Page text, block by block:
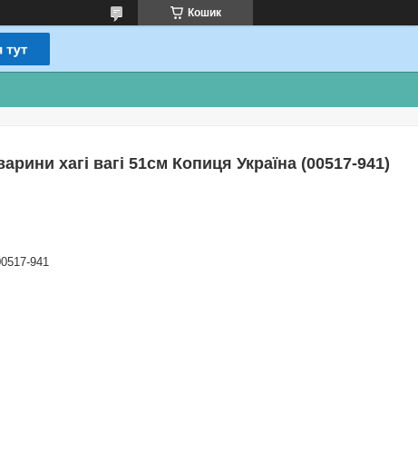
Кошик
хагі вагі 51см Копиця Україна (00517-941)
941